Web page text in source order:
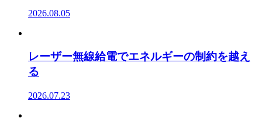
2026.08.05
レーザー無線給電でエネルギーの制約を越え
る
2026.07.23